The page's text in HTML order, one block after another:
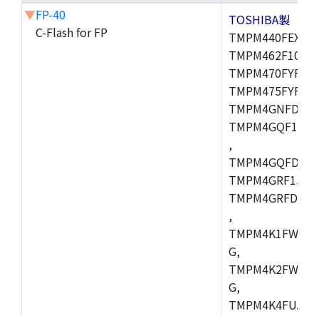
▼FP-40
C-Flash for FP
TOSHIBA製
,
,
G,
G,